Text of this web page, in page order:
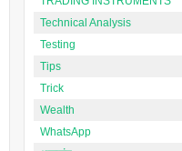
Technical Analysis
Testing
Tips
Trick
Wealth
WhatsApp